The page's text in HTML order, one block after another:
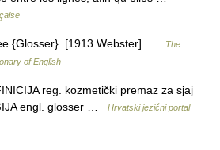
{Glosser}. [1913 Webster] …
The
of English
reg. kozmetički premaz za sjaj
engl. glosser …
Hrvatski jezični portal